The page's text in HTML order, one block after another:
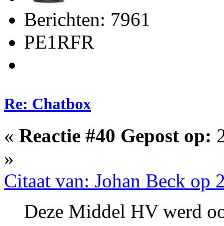
Berichten: 7961
PE1RFR
Re: Chatbox
« Reactie #40 Gepost op:
»
Citaat van: Johan Beck op
Deze Middel HV werd